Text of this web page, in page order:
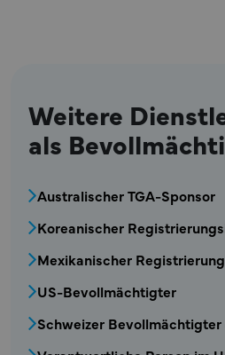
Weitere
als
Menüblock: